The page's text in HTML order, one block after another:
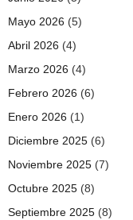
Mayo 2026 (5)
Abril 2026 (4)
Marzo 2026 (4)
Febrero 2026 (6)
Enero 2026 (1)
Diciembre 2025 (6)
Noviembre 2025 (7)
Octubre 2025 (8)
Septiembre 2025 (8)